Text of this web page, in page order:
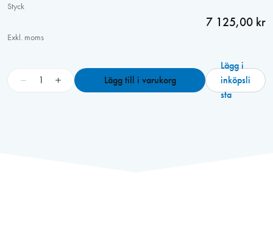
Styck
7 125,00 kr
Exkl. moms
+ Lägg till i varukorg
Lägg i
inköpsli
sta